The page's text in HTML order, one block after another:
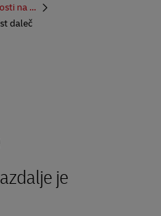
Slovarček izrazov o osredotočenosti na trajnost in drugo
daleč
je